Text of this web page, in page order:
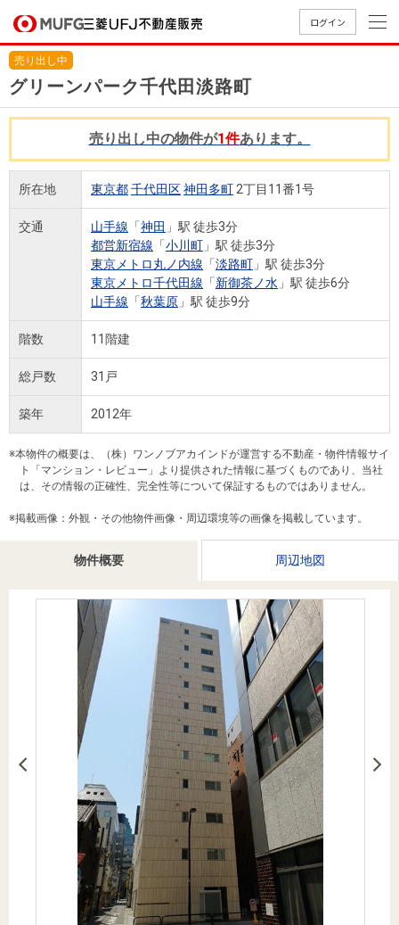
ログイン
買いたいTOP
中古
マン
ショ
ンを
探す
新
一戸
す
投
資
件
探
事業
用物
件を
購入向け
サービス
住宅ロー
ンシミュ
レーショ
ン
住まい1プ
ラス（お
役立ちコ
ラム）
住まいと
暮らしの
税金の本
（電子ブ
ック）
購入ガイ
売りたいTOP
無
料
査
定
売
談
売却
時手
取り
金額
サービス
検索
ラス（お
役立ちコ
ラム）
住まいと
暮らしの
税金の本
（電子ブ
ック）
売却ガイ
ド
店舗案内TOP
店舗のご
案内（首
都圏）
店舗のご
案内（名
店舗のご
会社情報TOP
ごあいさ
会社概
要
MUFG
経営ビジ
ョン
組織図
役員一
沿革
図
リリース
会社案内
（電子ブ
採用情報TOP
新卒採用
キャリア
採用情報
買いたい
売りたい
店舗案内
会社情報
法人のお客さま
提携企業にお勤めの方
会員ページ
売り出し中
グリーンパーク千代田淡路町
物件概要 周辺地図
売り出し中の物件が1件あります。
所在地 東京都千代田区神田多町 2丁目11番1号
交通 山手線 「神田 」駅 徒歩3分
都営新宿線 「小川町 」駅 徒歩3分
東京メトロ丸ノ内線 「淡路町 」駅 徒歩3分
東京メトロ千代田線 「新御茶ノ水 」駅 徒歩6分
山手線 「秋葉原 」駅 徒歩9分
階数 11階建
総戸数 31戸
築年 2012年
※本物件の概要は、（株）ワンノブアカインドが運営する不動産・物件情報サイ
ト「マンション・レビュー」より提供された情報に基づくものであり、当社
は、その情報の正確性、完全性等について保証するものではありません。
※掲載画像：外観・その他物件画像・周辺環境等の画像を掲載しています。